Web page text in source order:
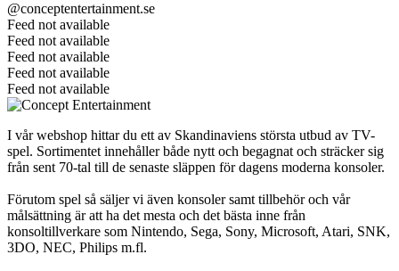
@conceptentertainment.se
Feed not available
Feed not available
Feed not available
Feed not available
Feed not available
I vår webshop hittar du ett av Skandinaviens största utbud av TV-
spel. Sortimentet innehåller både nytt och begagnat och sträcker sig
från sent 70-tal till de senaste släppen för dagens moderna konsoler.
Förutom spel så säljer vi även konsoler samt tillbehör och vår
målsättning är att ha det mesta och det bästa inne från
konsoltillverkare som Nintendo, Sega, Sony, Microsoft, Atari, SNK,
3DO, NEC, Philips m.fl.